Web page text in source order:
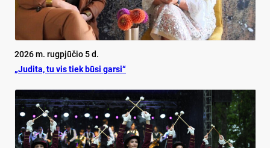
2026 m. rugpjūčio 5 d.
„Judita, tu vis tiek būsi garsi“